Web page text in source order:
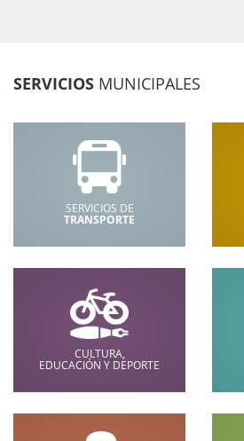
SERVICIOS MUNICIPALES
SERVICIOS DE
TRANSPORTE
CULTURA,
EDUCACIÓN Y DEPORTE